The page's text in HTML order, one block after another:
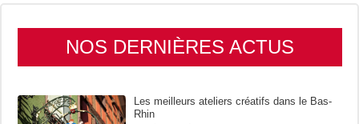
NOS DERNIÈRES ACTUS
Les meilleurs ateliers créatifs dans le Bas-
Rhin